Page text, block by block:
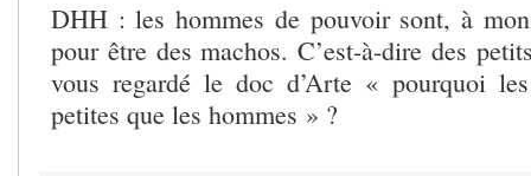
DHH : les hommes de pouvoir sont, à
pour être des machos. C’est-à-dire des
vous regardé le doc d’Arte « pourquoi
petites que les hommes » ?